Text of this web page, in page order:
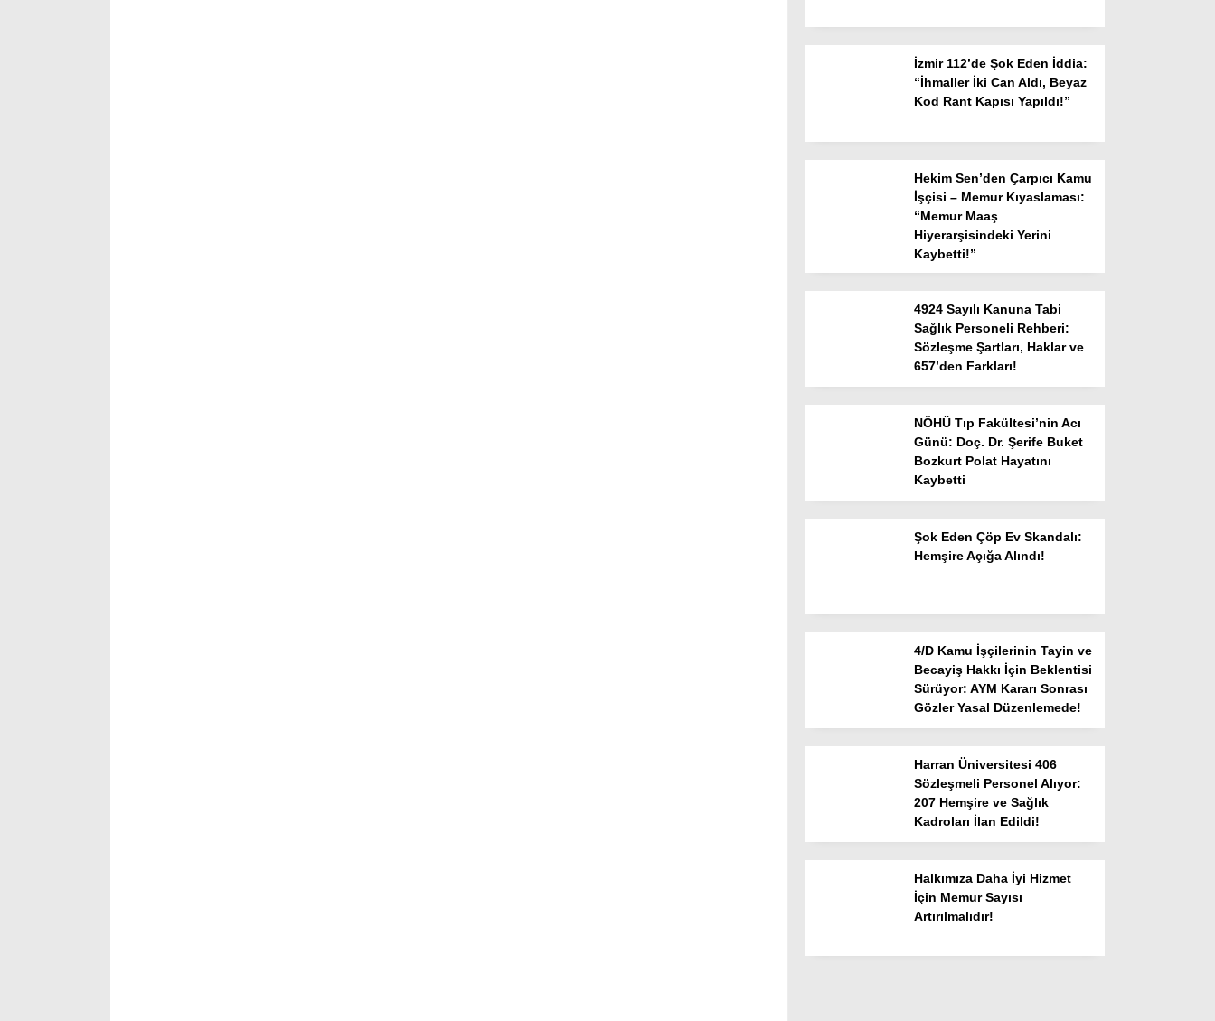
İzmir 112’de Şok Eden İddia:
“İhmaller İki Can Aldı, Beyaz
Kod Rant Kapısı Yapıldı!”
Hekim Sen’den Çarpıcı Kamu
İşçisi – Memur Kıyaslaması:
“Memur Maaş
Hiyerarşisindeki Yerini
Kaybetti!”
4924 Sayılı Kanuna Tabi
Sağlık Personeli Rehberi:
Sözleşme Şartları, Haklar ve
657’den Farkları!
NÖHÜ Tıp Fakültesi’nin Acı
Günü: Doç. Dr. Şerife Buket
Bozkurt Polat Hayatını
Kaybetti
Şok Eden Çöp Ev Skandalı:
Hemşire Açığa Alındı!
4/D Kamu İşçilerinin Tayin ve
Becayiş Hakkı İçin Beklentisi
Sürüyor: AYM Kararı Sonrası
Gözler Yasal Düzenlemede!
Harran Üniversitesi 406
Sözleşmeli Personel Alıyor:
207 Hemşire ve Sağlık
Kadroları İlan Edildi!
Halkımıza Daha İyi Hizmet
İçin Memur Sayısı
Artırılmalıdır!